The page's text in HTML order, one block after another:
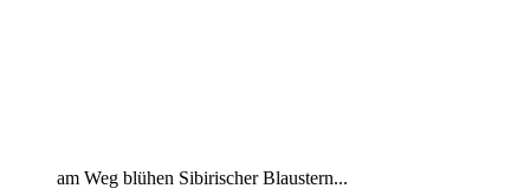
am Weg blühen Sibirischer Blaustern...